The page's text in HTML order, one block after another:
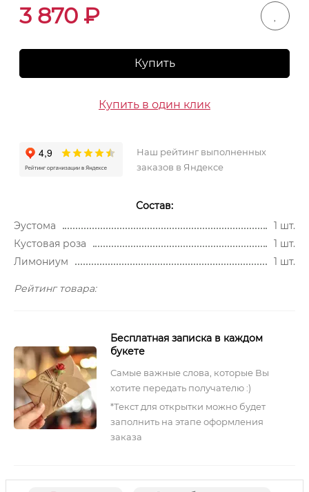
3 870 ₽
Купить
Купить в один клик
Наш рейтинг выполненных
заказов в Яндексе
Состав:
Эустома
1 шт.
Кустовая роза
1 шт.
Лимониум
1 шт.
Рейтинг товара:
Бесплатная записка в каждом
букете
Самые важные слова, которые Вы
хотите передать получателю :)
*Текст для открытки можно будет
заполнить на этапе оформления
заказа